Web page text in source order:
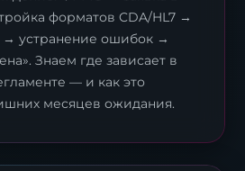
форматов CDA/HL7 →
→ устранение ошибок →
Знаем где зависает в
— и как это
месяцев ожидания.